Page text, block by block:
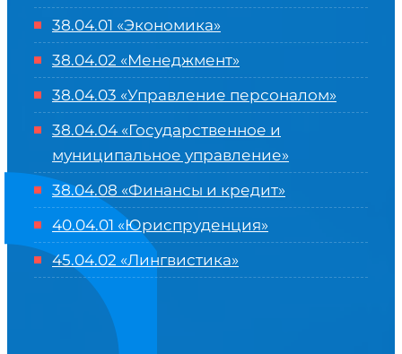
38.04.01 «Экономика»
38.04.02 «Менеджмент»
38.04.03 «Управление персоналом»
38.04.04 «Государственное и
муниципальное управление»
38.04.08 «Финансы и кредит»
40.04.01 «Юриспруденция»
45.04.02 «Лингвистика»